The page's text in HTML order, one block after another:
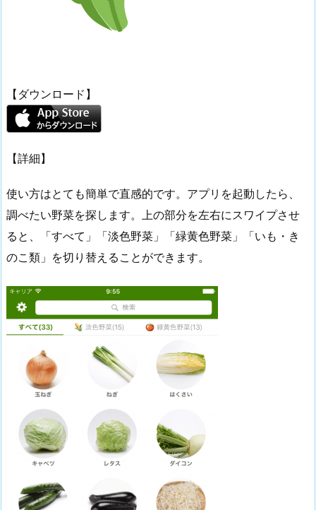
【ダウンロード】
【詳細】
使い方はとても簡単で直感的です。アプリを起動したら、
調べたい野菜を探します。上の部分を左右にスワイプさせ
ると、「すべて」「淡色野菜」「緑黄色野菜」「いも・き
のこ類」を切り替えることができます。